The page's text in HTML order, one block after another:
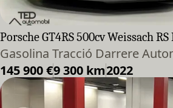
Porsche GT4RS 500cv Weissach
Gasolina Tracció Darrere
145 900 €9 300 km2022